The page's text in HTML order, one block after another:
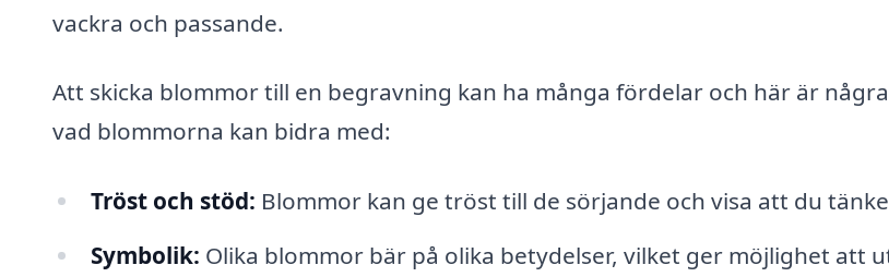
vackra och passande.
Att skicka blommor till en begravning kan ha många fördelar och här är
vad blommorna kan bidra med:
Tröst och stöd: Blommor kan ge tröst till de sörjande och visa att du
Symbolik: Olika blommor bär på olika betydelser, vilket ger möjlighet att